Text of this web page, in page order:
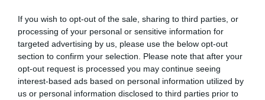
If you wish to opt-out of the sale, sharing to third parties, or
processing of your personal or sensitive information for
targeted advertising by us, please use the below opt-out
section to confirm your selection. Please note that after your
opt-out request is processed you may continue seeing
interest-based ads based on personal information utilized by
us or personal information disclosed to third parties prior to